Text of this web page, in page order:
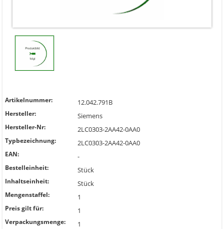
Artikelnummer: 12.042.791B
Hersteller: Siemens
Hersteller-Nr: 2LC0303-2AA42-0AA0
Typbezeichnung: 2LC0303-2AA42-0AA0
EAN: -
Bestelleinheit: Stück
Inhaltseinheit: Stück
Mengenstaffel: 1
Preis gilt für: 1
Verpackungsmenge: 1